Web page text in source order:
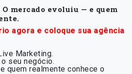
O mercado evoluiu — e quem
agora e coloque sua agência
Marketing.
seu negócio.
quem realmente conhece o